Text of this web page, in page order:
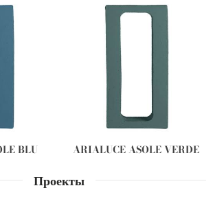
BLU ARIALUCE ASOLE VERDE
Проекты